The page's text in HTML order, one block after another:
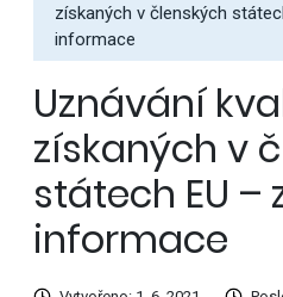
získaných v členských
informace
Uznávání
získaných v
státech EU –
informace